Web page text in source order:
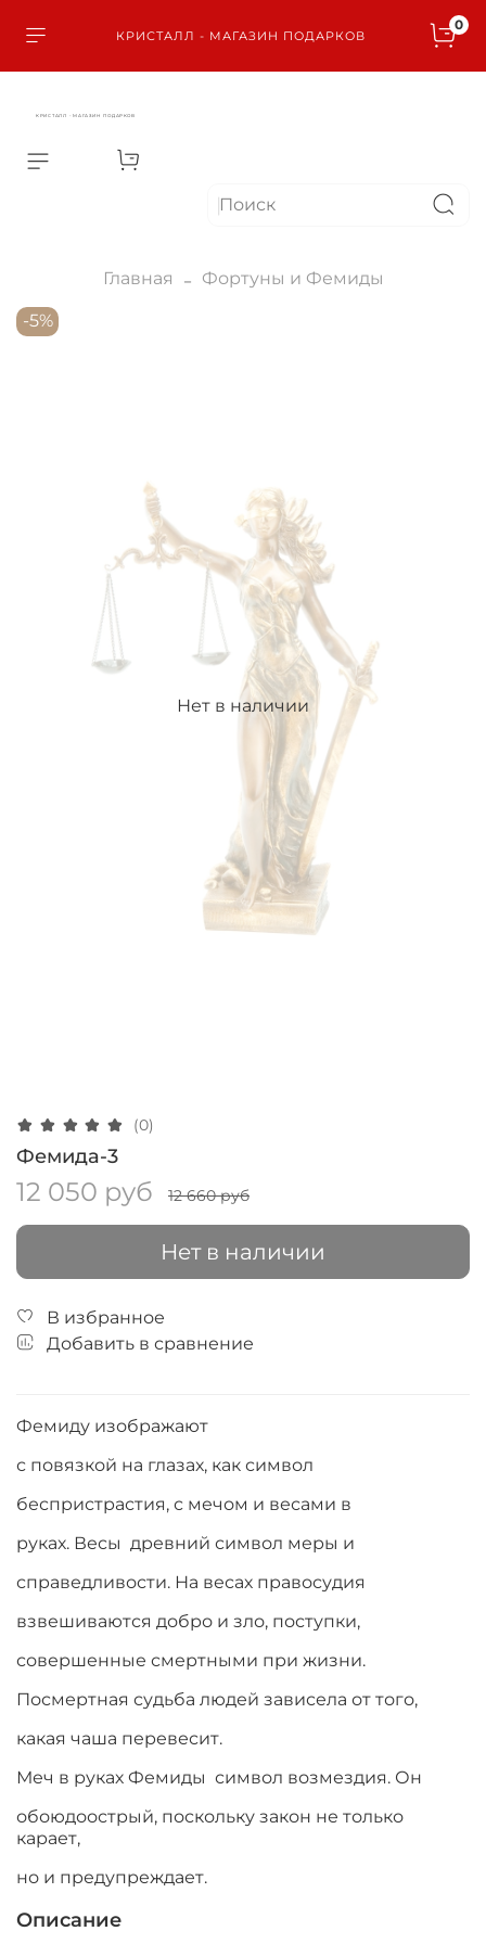
КРИСТАЛЛ - МАГАЗИН ПОДАРКОВ
0
КРИСТАЛЛ - МАГАЗИН ПОДАРКОВ
Главная Фортуны и Фемиды
Нет в наличии
-5%
(0)
Фемида-3
12 050 руб 12 660 руб
Нет в наличии
В избранное
Добавить в сравнение
Фемиду изображают
с повязкой на глазах, как символ
беспристрастия, с мечом и весами в
руках. Весы древний символ меры и
справедливости. На весах правосудия
взвешиваются добро и зло, поступки,
совершенные смертными при жизни.
Посмертная судьба людей зависела от того,
какая чаша перевесит.
Меч в руках Фемиды символ возмездия. Он
обоюдоострый, поскольку закон не только
карает,
но и предупреждает.
Описание